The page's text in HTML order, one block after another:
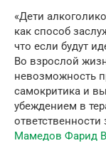
«Дети
как способ
что если будут
Во взрослой
невозможность
самокритика и
убеждением в
Мамедов Фарид